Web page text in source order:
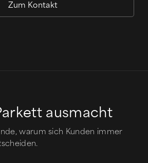
Zum Kontakt
ausmacht
warum sich Kunden immer